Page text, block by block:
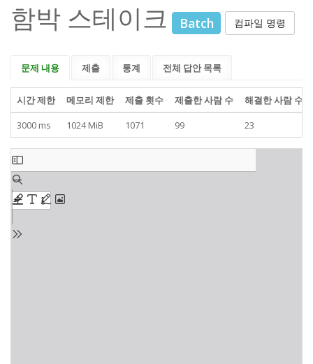
함박 스테이크 Batch 컴파일 명령
문제 내용 제출 통계 전체 답안 목록
시간 제한 메모리 제한 제출 횟수 제출한 사람 수
해결한 사람 수
3000 ms
1024 MiB 1071 99 23